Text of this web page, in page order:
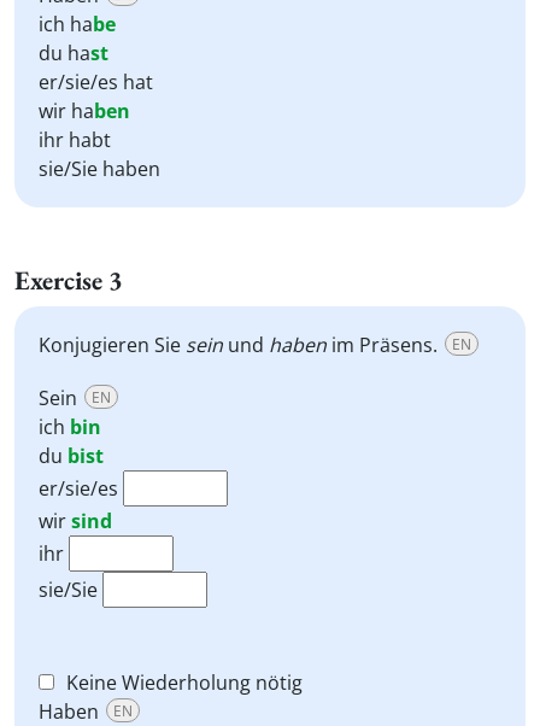
ich habe
du hast
er/sie/es hat
wir haben
ihr habt
sie/Sie haben
Exercise 3
Konjugieren Sie sein und haben im Präsens. EN
Sein EN
ich bin
du bist
er/sie/es
wirsind
ihr
sie/Sie
Keine Wiederholung nötig
Haben
EN